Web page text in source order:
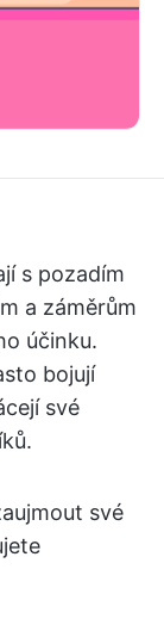
s pozadím
a záměrům
účinku.
bojují
své
své